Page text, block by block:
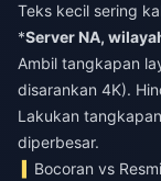
Teks kecil sering
*Server NA,
Ambil tangkapan
disarankan 4K).
Lakukan
diperbesar.
Bocoran vs Resmi